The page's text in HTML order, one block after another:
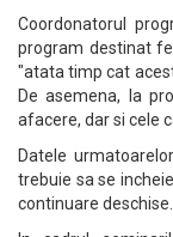
Coordonatorul
program destinat
"atata timp cat
De asemena, la
afacere, dar si cele
Datele
trebuie sa se
continuare deschise.